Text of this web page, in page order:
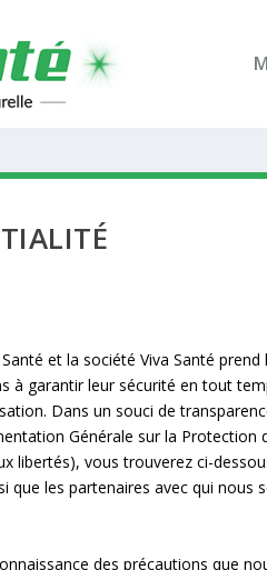
et la société Viva Santé
à garantir leur sécurité en tout
Dans un souci de
Générale sur la Protection
libertés), vous trouverez ci-
les partenaires avec qui nous
des précautions que